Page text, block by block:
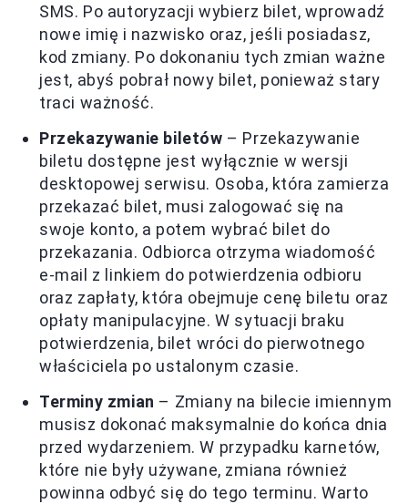
SMS. Po autoryzacji wybierz bilet, wprowadź
nowe imię i nazwisko oraz, jeśli posiadasz,
kod zmiany. Po dokonaniu tych zmian ważne
jest, abyś pobrał nowy bilet, ponieważ stary
traci ważność.
Przekazywanie biletów – Przekazywanie
biletu dostępne jest wyłącznie w wersji
desktopowej serwisu. Osoba, która zamierza
przekazać bilet, musi zalogować się na
swoje konto, a potem wybrać bilet do
przekazania. Odbiorca otrzyma wiadomość
e-mail z linkiem do potwierdzenia odbioru
oraz zapłaty, która obejmuje cenę biletu oraz
opłaty manipulacyjne. W sytuacji braku
potwierdzenia, bilet wróci do pierwotnego
właściciela po ustalonym czasie.
Terminy zmian – Zmiany na bilecie imiennym
musisz dokonać maksymalnie do końca dnia
przed wydarzeniem. W przypadku karnetów,
które nie były używane, zmiana również
powinna odbyć się do tego terminu. Warto